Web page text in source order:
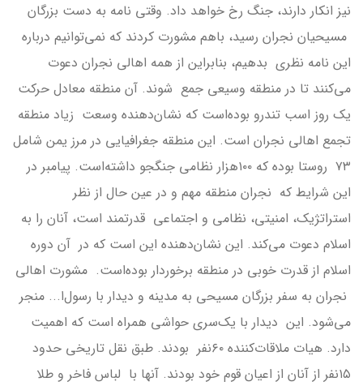
نیز انکار دارند، جنگ رخ خواهد داد. وقتی نامه به دست بزرگان
مسیحیان نجران رسید، باهم مشورت کردند که نمی‌توانیم درباره
این نامه نظری بدهیم، بنابراین از همه اهالی نجران دعوت
می‌کنند تا در منطقه وسیعی جمع شوند. آن منطقه معادل حرکت
یک روز اسب تندرو بوده‌است که نشان‌دهنده وسعت زیاد منطقه
تجمع اهالی نجران است. این منطقه جغرافیایی در مرز یمن شامل
۷۳ روستا بوده که ۱۰۰هزار نظامی جنگجو داشته‌است. پیامبر در
این شرایط که نجران منطقه مهم و در عین حال از نظر
استراتژیک، امنیتی، نظامی و اجتماعی قدرتمند است، آنان را به
اسلام دعوت می‌کند. این نشان‌دهنده این است که در آن دوره
اسلام از قدرت خوبی در منطقه برخوردار بوده‌است. مشورت اهالی
نجران به سفر بزرگان مسیحی به مدینه و دیدار با رسول‌ا... منجر
می‌شود. این دیدار با یک‌سری حواشی همراه است که اهمیت
دارد. هیات ملاقات‌کننده ۶۰نفر بودند. طبق نقل تاریخی حدود
۱۵نفر از آنان از اعیان قوم خود بودند. آنها با لباس فاخر و طلا